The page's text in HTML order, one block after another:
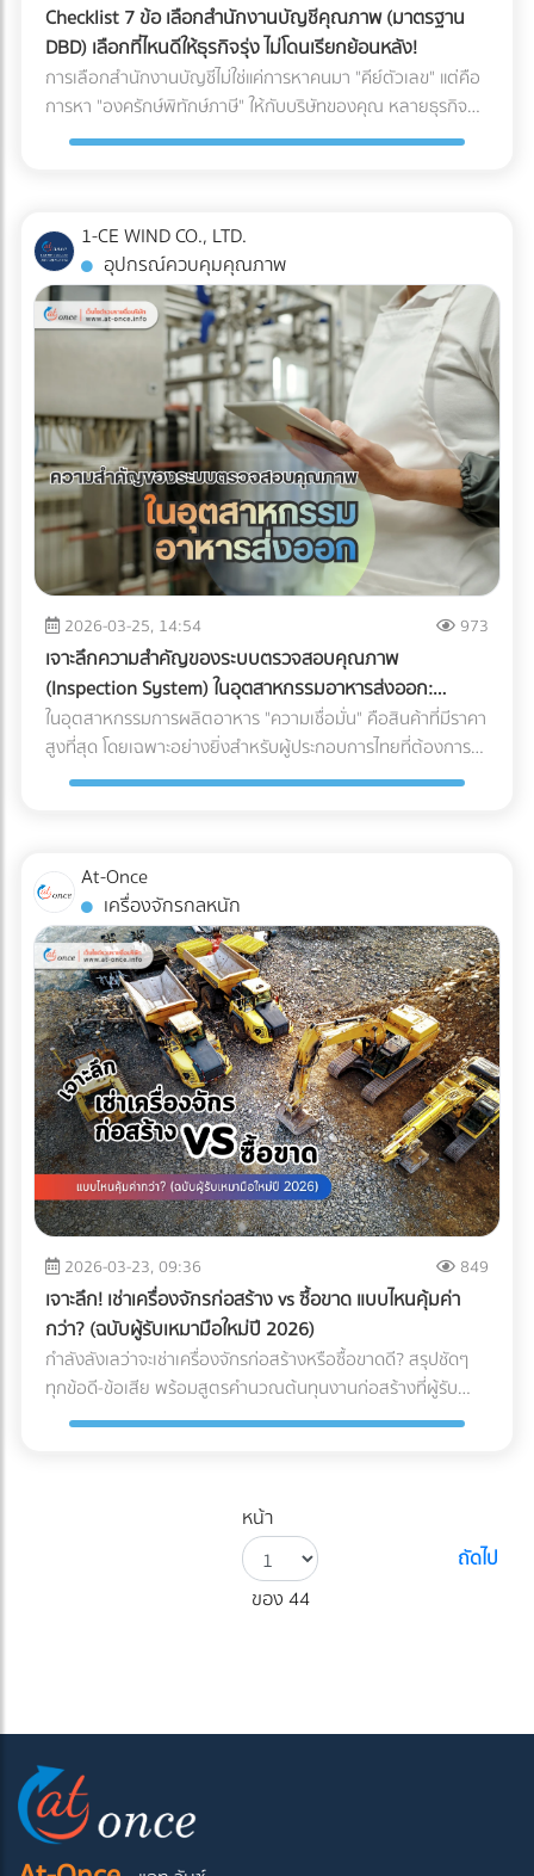
Checklist 7 ข้อ เลือกสำนักงานบัญชีคุณภาพ (มาตรฐาน
DBD) เลือกที่ไหนดีให้ธุรกิจรุ่ง ไม่โดนเรียกย้อนหลัง!
การเลือกสำนักงานบัญชีไม่ใช่แค่การหาคนมา "คีย์ตัวเลข" แต่คือ
การหา "องครักษ์พิทักษ์ภาษี" ให้กับบริษัทของคุณ หลายธุรกิจ
ต้องปิดตัวลงหรือเสียกำไรมหาศาลเพียงเพราะการจัดการบัญชีที่
คุ้มค่าและปลอดภัยที่สุด
1-CE WIND CO., LTD.
อุปกรณ์ควบคุมคุณภาพ
2026-03-25, 14:54 973
เจาะลึกความสำคัญของระบบตรวจสอบคุณภาพ
(Inspection System) ในอุตสาหกรรมอาหารส่งออก:
ปราการด่านสุดท้ายสู่ตลาดโลก
ในอุตสาหกรรมการผลิตอาหาร "ความเชื่อมั่น" คือสินค้าที่มีราคา
สูงที่สุด โดยเฉพาะอย่างยิ่งสำหรับผู้ประกอบการไทยที่ต้องการ
ส่งออกสินค้าไปยังตลาดต่างประเทศที่มีมาตรฐานเข้มงวดอย่าง
อัตโนมัติ หรือ Inspection System จึงไม่ใช่แค่เครื่องจักรในสาย
การผลิต แต่มันคือ "ผู้พิทักษ์แบรนด์" ที่ป้องกันความผิดพลาดที่
อาจทำลายธุรกิจได้ในชั่วข้ามคืน
At-Once
เครื่องจักรกลหนัก
2026-03-23, 09:36 849
เจาะลึก! เช่าเครื่องจักรก่อสร้าง vs ซื้อขาด แบบไหนคุ้มค่า
กว่า? (ฉบับผู้รับเหมามือใหม่ปี 2026)
กำลังลังเลว่าจะเช่าเครื่องจักรก่อสร้างหรือซื้อขาดดี? สรุปชัดๆ
ทุกข้อดี-ข้อเสีย พร้อมสูตรคำนวณต้นทุนงานก่อสร้างที่ผู้รับ
เหมามือใหม่ต้องรู้ก่อนตัดสินใจ!
หน้า
ของ 44
ถัดไป